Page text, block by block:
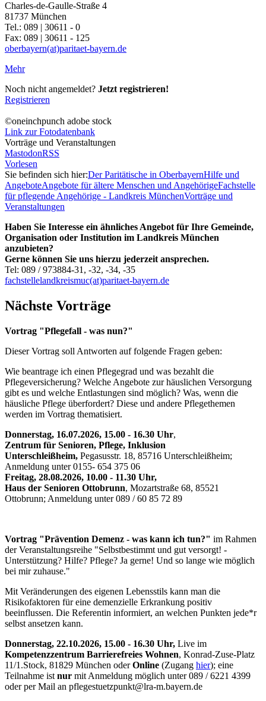
Charles-de-Gaulle-Straße 4
81737 München
Tel.: 089 | 30611 - 0
Fax: 089 | 30611 - 125
oberbayern(at)paritaet-bayern.de
Mehr
Noch nicht angemeldet? Jetzt registrieren!
Registrieren
©oneinchpunch adobe stock
Link zur Fotodatenbank
Vorträge und Veranstaltungen
MastodonRSS
Vorlesen
Sie befinden sich hier:Der Paritätische in OberbayernHilfe und
AngeboteAngebote für ältere Menschen und AngehörigeFachstelle
für pflegende Angehörige - Landkreis MünchenVorträge und
Veranstaltungen
Haben Sie Interesse ein ähnliches Angebot für Ihre Gemeinde,
Organisation oder Institution im Landkreis München
anzubieten?
Gerne können Sie uns hierzu jederzeit ansprechen.
Tel: 089 / 973884-31, -32, -34, -35
fachstellelandkreismuc(at)paritaet-bayern.de
Nächste Vorträge
Vortrag "Pflegefall - was nun?"
Dieser Vortrag soll Antworten auf folgende Fragen geben:
Wie beantrage ich einen Pflegegrad und was bezahlt die
Pflegeversicherung? Welche Angebote zur häuslichen Versorgung
gibt es und welche Entlastungen sind möglich? Was, wenn die
häusliche Pflege überfordert? Diese und andere Pflegethemen
werden im Vortrag thematisiert.
Donnerstag, 16.07.2026, 15.00 - 16.30 Uhr,
Zentrum für Senioren, Pflege, Inklusion
Unterschleißheim, Pegasusstr. 18, 85716 Unterschleißheim;
Anmeldung unter 0155- 654 375 06
Freitag, 28.08.2026, 10.00 - 11.30 Uhr,
Haus der Senioren Ottobrunn, Mozartstraße 68, 85521
Ottobrunn; Anmeldung unter 089 / 60 85 72 89
Vortrag "Prävention Demenz - was kann ich tun?" im Rahmen
der Veranstaltungsreihe "Selbstbestimmt und gut versorgt! -
Unterstützung? Hilfe? Pflege? Ja gerne! Und so lange wie möglich
bei mir zuhause."
Mit Veränderungen des eigenen Lebensstils kann man die
Risikofaktoren für eine demenzielle Erkrankung positiv
beeinflussen. Die Referentin informiert, an welchen Punkten jede*r
selbst ansetzen kann.
Donnerstag, 22.10.2026, 15.00 - 16.30 Uhr, Live im
Kompetenzzentrum Barrierefreies Wohnen, Konrad-Zuse-Platz
11/1.Stock, 81829 München oderOnline (Zugang hier); eine
Teilnahme ist nur mit Anmeldung möglich unter 089 / 6221 4399
oder per Mail an pflegestuetzpunkt@lra-m.bayern.de